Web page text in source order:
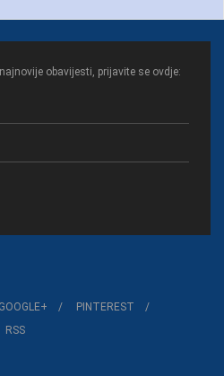
obavijesti, prijavite se ovdje:
GOOGLE+
PINTEREST
RSS